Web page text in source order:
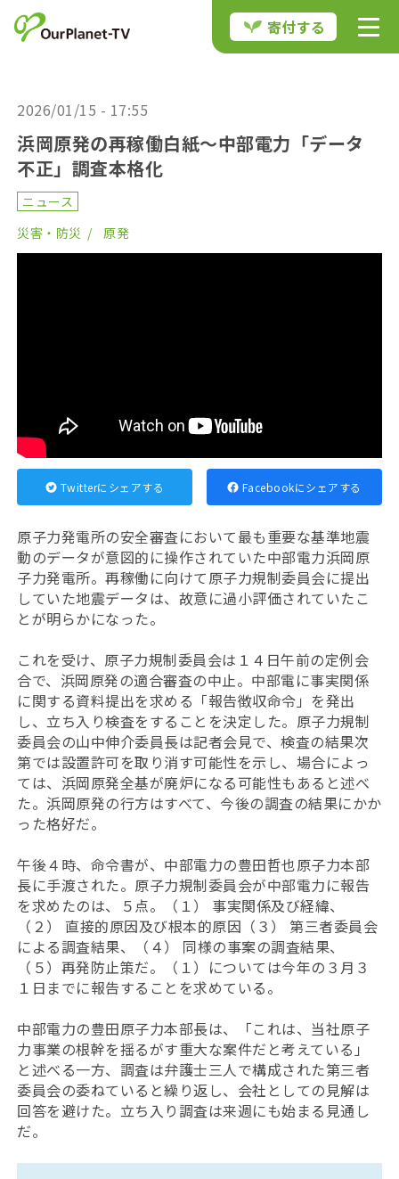
寄付する
2026/01/15 - 17:55
浜岡原発の再稼働白紙～中部電力「データ
不正」調査本格化
ニュース
災害・防災
原発
Twitterにシェアする Facebookにシェアする
原子力発電所の安全審査において最も重要な基準地震
動のデータが意図的に操作されていた中部電力浜岡原
子力発電所。再稼働に向けて原子力規制委員会に提出
していた地震データは、故意に過小評価されていたこ
とが明らかになった。
これを受け、原子力規制委員会は１４日午前の定例会
合で、浜岡原発の適合審査の中止。中部電に事実関係
に関する資料提出を求める「報告徴収命令」を発出
し、立ち入り検査をすることを決定した。原子力規制
委員会の山中伸介委員長は記者会見で、検査の結果次
第では設置許可を取り消す可能性を示し、場合によっ
ては、浜岡原発全基が廃炉になる可能性もあると述べ
た。浜岡原発の行方はすべて、今後の調査の結果にかか
った格好だ。
午後４時、命令書が、中部電力の豊田哲也原子力本部
長に手渡された。原子力規制委員会が中部電力に報告
を求めたのは、５点。（１） 事実関係及び経緯、
（２） 直接的原因及び根本的原因（３） 第三者委員会
による調査結果、（４） 同様の事案の調査結果、
（５）再発防止策だ。（１）については今年の３月３
１日までに報告することを求めている。
中部電力の豊田原子力本部長は、「これは、当社原子
力事業の根幹を揺るがす重大な案件だと考えている」
と述べる一方、調査は弁護士三人で構成された第三者
委員会の委ねていると繰り返し、会社としての見解は
回答を避けた。立ち入り調査は来週にも始まる見通し
だ。